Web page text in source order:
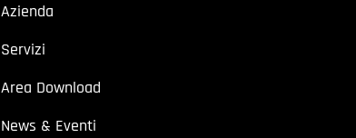
Azienda
Servizi
Area Download
News & Eventi